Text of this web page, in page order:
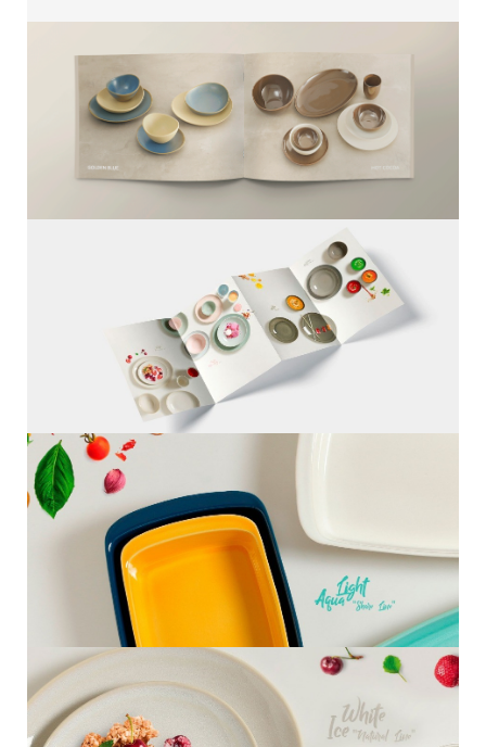
SOBRE NÓS
PORTFÓLIO
CONTACTOS